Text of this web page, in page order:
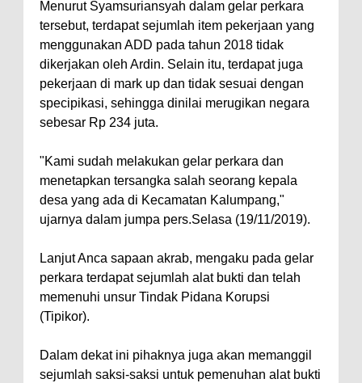
Menurut Syamsuriansyah dalam gelar perkara
tersebut, terdapat sejumlah item pekerjaan yang
menggunakan ADD pada tahun 2018 tidak
dikerjakan oleh Ardin. Selain itu, terdapat juga
pekerjaan di mark up dan tidak sesuai dengan
specipikasi, sehingga dinilai merugikan negara
sebesar Rp 234 juta.
"Kami sudah melakukan gelar perkara dan
menetapkan tersangka salah seorang kepala
desa yang ada di Kecamatan Kalumpang,"
ujarnya dalam jumpa pers.Selasa (19/11/2019).
Lanjut Anca sapaan akrab, mengaku pada gelar
perkara terdapat sejumlah alat bukti dan telah
memenuhi unsur Tindak Pidana Korupsi
(Tipikor).
Dalam dekat ini pihaknya juga akan memanggil
sejumlah saksi-saksi untuk pemenuhan alat bukti